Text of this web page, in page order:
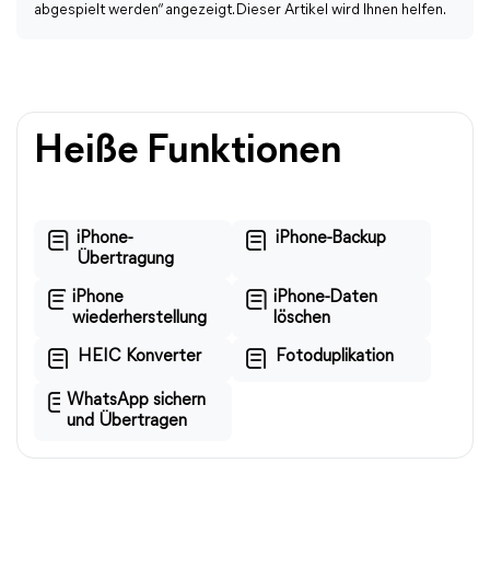
abgespielt werden“ angezeigt. Dieser Artikel wird Ihnen helfen.
Heiße Funktionen
iPhone-
Übertragung
iPhone-Backup
iPhone
wiederherstellung
iPhone-Daten
löschen
HEIC Konverter Fotoduplikation
WhatsApp sichern
und Übertragen